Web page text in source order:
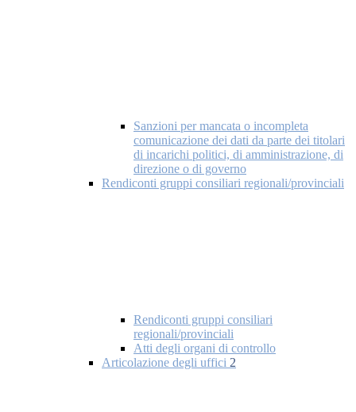
Sanzioni per mancata o incompleta
comunicazione dei dati da parte dei titolari
di incarichi politici, di amministrazione, di
direzione o di governo
Rendiconti gruppi consiliari regionali/provinciali
Rendiconti gruppi consiliari
regionali/provinciali
Atti degli organi di controllo
Articolazione degli uffici 2